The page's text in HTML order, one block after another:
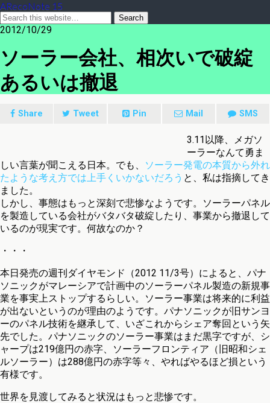
ARecoNote 15
2012/10/29
ソーラー会社、相次いで破綻
あるいは撤退
Share Tweet Pin Mail SMS
3.11以降、メガソ
ーラーなんて勇ま
しい言葉が聞こえる日本。でも、
ソーラー発電の本質から外れ
たような考え方では上手くいかないだろう と、私は指摘してき
ました。
しかし、事態はもっと深刻で悲惨なようです。ソーラーパネル
を製造している会社がバタバタ破綻したり、事業から撤退して
いるのが現実です。何故なのか？
・・・
本日発売の週刊ダイヤモンド（2012 11/3号）によると、パナ
ソニックがマレーシアで計画中のソーラーパネル製造の新規事
業を事実上ストップするらしい。ソーラー事業は将来的に利益
が出ないというのが理由のようです。パナソニックが旧サンヨ
ーのパネル技術を継承して、いざこれからシェア奪回という矢
先でした。パナソニックのソーラー事業はまだ黒字ですが、シ
ャープは219億円の赤字、ソーラーフロンティア（旧昭和シェ
ルソーラー）は288億円の赤字等々、やればやるほど損という
有様です。
世界を見渡してみると状況はもっと悲惨です。